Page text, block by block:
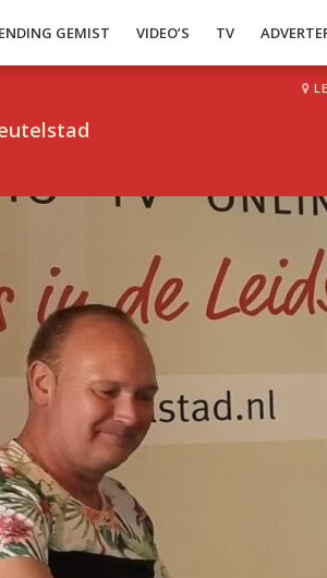
GEMIST VIDEO’S TV